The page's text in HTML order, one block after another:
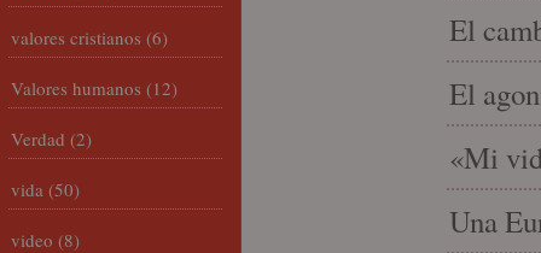
El
El
«Mi
Una
valores cristianos (6)
Valores humanos (12)
Verdad (2)
vida (50)
video (8)